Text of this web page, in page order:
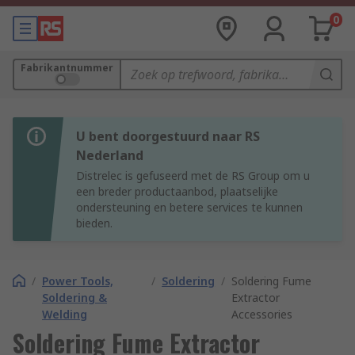
0
Fabrikantnummer
U bent doorgestuurd naar RS
Nederland
Distrelec is gefuseerd met de RS Group om u
een breder productaanbod, plaatselijke
ondersteuning en betere services te kunnen
bieden.
/ Power Tools,
Soldering &
Welding
/ Soldering / Soldering Fume
Extractor
Accessories
Soldering Fume Extractor